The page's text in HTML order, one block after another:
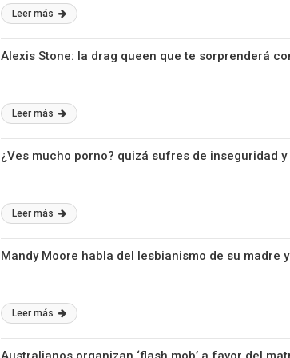
Leer más
Alexis Stone: la drag queen que te sorprenderá
Leer más
¿Ves mucho porno? quizá sufres de inseguridad
Leer más
Mandy Moore habla del lesbianismo de su madre
Leer más